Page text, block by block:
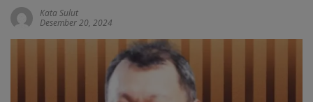
Kata Sulut
Desember 20, 2024